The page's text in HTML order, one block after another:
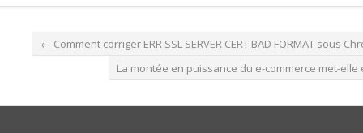
← Comment corriger ERR SSL SERVER CERT BAD FORMAT sous
La montée en puissance du e-commerce met-